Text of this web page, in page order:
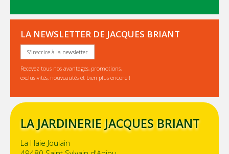
LA NEWSLETTER DE JACQUES BRIANT
S'inscrire à la newsletter
Recevez tous nos avantages, promotions,
exclusivités, nouveautés et bien plus encore !
LA JARDINERIE JACQUES BRIANT
La Haie Joulain